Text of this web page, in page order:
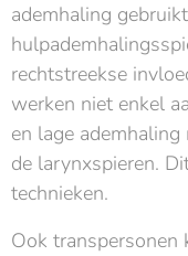
ademhaling
rechtstreekse
werken niet enkel
en lage
de larynxspieren.
technieken.
Ook transpersonen